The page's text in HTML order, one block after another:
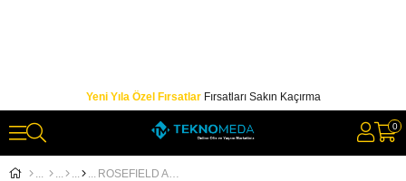
Yeni Yıla Özel FırsatlarFırsatları Sakın Kaçırma
0
ROSEFIELD ACBKG.A13 Kadın Kol Saati